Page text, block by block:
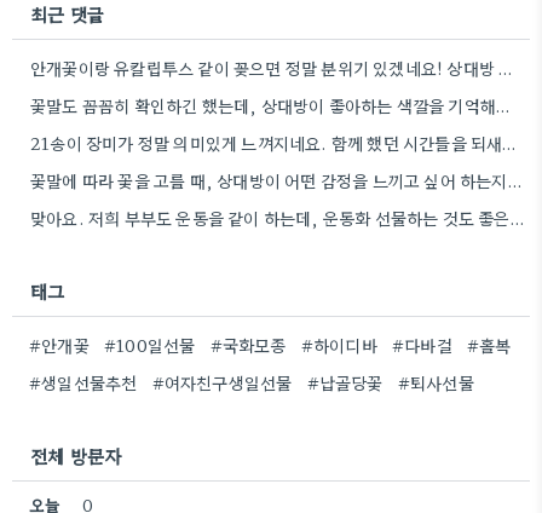
최근 댓글
안개꽃이랑 유칼립투스 같이 꽂으면 정말 분위기 있겠네요! 상대방 취향 생각하는 것도 좋지만, 꽃말도 고려하면 센스+
꽃말도 꼼꼼히 확인하긴 했는데, 상대방이 좋아하는 색깔을 기억해두는 게 더 센스 있을 것 같아요.
21송이 장미가 정말 의미있게 느껴지네요. 함께 했던 시간들을 되새기며 선물을 고른다는 마음이 잘 전달될 것…
꽃말에 따라 꽃을 고를 때, 상대방이 어떤 감정을 느끼고 싶어 하는지 생각하는 게 정말 좋은…
맞아요. 저희 부부도 운동을 같이 하는데, 운동화 선물하는 것도 좋은 생각이었네요. 꽃과 함께라면 더 센스…
태그
#안개꽃 #100일선물 #국화모종 #하이디바 #다바걸
#홀복
#생일선물추천
#여자친구생일선물 #납골당꽃 #퇴사선물
전체 방문자
오늘 0